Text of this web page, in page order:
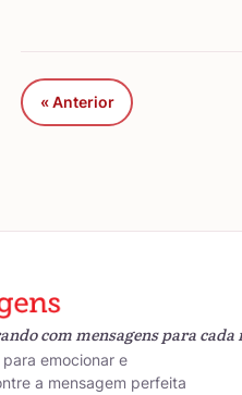
« Anterior
com mensagens para
emocionar e
a mensagem perfeita